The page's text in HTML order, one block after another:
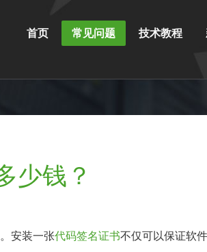
首页 常见问题 技术教程
少钱？
安装一张代码签名证书不仅可以保证软